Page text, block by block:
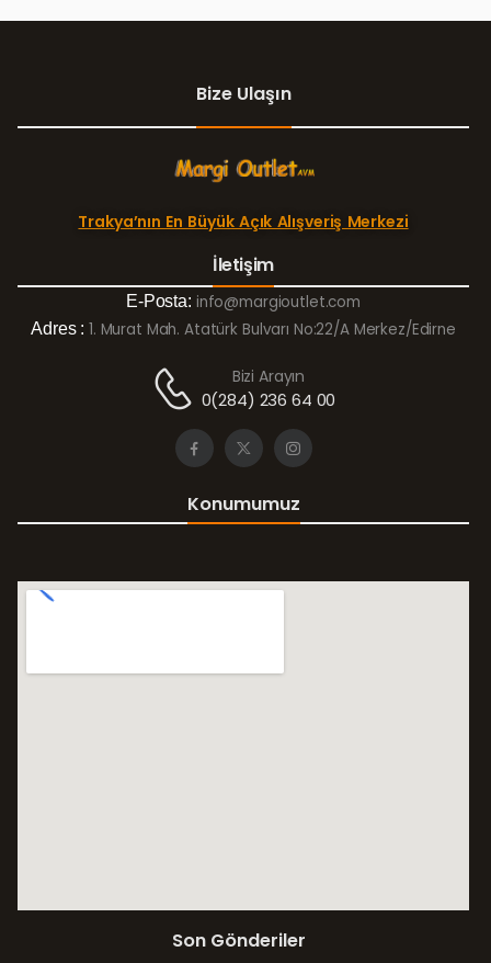
Bize Ulaşın
Trakya’nın En Büyük Açık Alışveriş Merkezi
İletişim
E-Posta: info@margioutlet.com
Adres : 1. Murat Mah. Atatürk Bulvarı No:22/A Merkez/Edirne
Bizi Arayın
0(284) 236 64 00
Konumumuz
Son Gönderiler